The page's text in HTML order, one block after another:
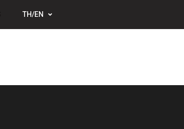
TH/EN